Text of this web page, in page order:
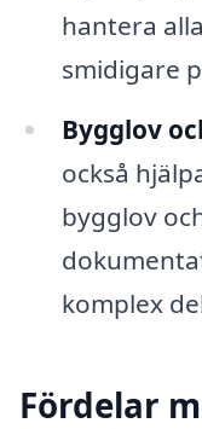
hantera
smidigare
Bygglov
också
bygglov
komplex
Fördelar